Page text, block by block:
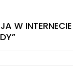
W INTERNECIE
”